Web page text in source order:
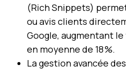
(Rich Snippets)
ou avis clients
Google, augmentant
en moyenne de 18 %.
La gestion avancée des